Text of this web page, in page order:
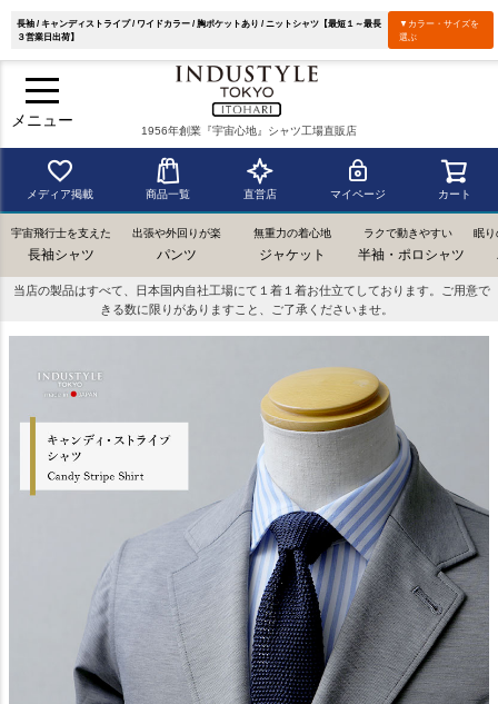
メニュー
1956年創業『宇宙心地』シャツ工場直販店
メディア掲載 商品一覧 直営店 マイページ カート
宇宙飛行士を支えた
長袖シャツ
出張や外回りが楽
パンツ
無重力の着心地
ジャケット
ラクで動きやすい
半袖・ポロシャツ
眠り
当店の製品はすべて、日本国内自社工場にて１着１着お仕立てしております。ご用意で
きる数に限りがありますこと、ご了承くださいませ。
長袖 / キャンディストライプ / ワイドカラー / 胸ポケットあり / ニットシャツ【最短１～最長
３営業日出荷】
▼カラー・サイズを
選ぶ